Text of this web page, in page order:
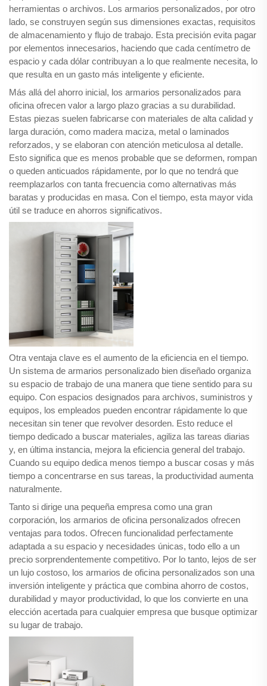
herramientas o archivos. Los armarios personalizados, por otro
lado, se construyen según sus dimensiones exactas, requisitos
de almacenamiento y flujo de trabajo. Esta precisión evita pagar
por elementos innecesarios, haciendo que cada centímetro de
espacio y cada dólar contribuyan a lo que realmente necesita, lo
que resulta en un gasto más inteligente y eficiente.
Más allá del ahorro inicial, los armarios personalizados para
oficina ofrecen valor a largo plazo gracias a su durabilidad.
Estas piezas suelen fabricarse con materiales de alta calidad y
larga duración, como madera maciza, metal o laminados
reforzados, y se elaboran con atención meticulosa al detalle.
Esto significa que es menos probable que se deformen, rompan
o queden anticuados rápidamente, por lo que no tendrá que
reemplazarlos con tanta frecuencia como alternativas más
baratas y producidas en masa. Con el tiempo, esta mayor vida
útil se traduce en ahorros significativos.
Otra ventaja clave es el aumento de la eficiencia en el tiempo.
Un sistema de armarios personalizado bien diseñado organiza
su espacio de trabajo de una manera que tiene sentido para su
equipo. Con espacios designados para archivos, suministros y
equipos, los empleados pueden encontrar rápidamente lo que
necesitan sin tener que revolver desorden. Esto reduce el
tiempo dedicado a buscar materiales, agiliza las tareas diarias
y, en última instancia, mejora la eficiencia general del trabajo.
Cuando su equipo dedica menos tiempo a buscar cosas y más
tiempo a concentrarse en sus tareas, la productividad aumenta
naturalmente.
Tanto si dirige una pequeña empresa como una gran
corporación, los armarios de oficina personalizados ofrecen
ventajas para todos. Ofrecen funcionalidad perfectamente
adaptada a su espacio y necesidades únicas, todo ello a un
precio sorprendentemente competitivo. Por lo tanto, lejos de ser
un lujo costoso, los armarios de oficina personalizados son una
inversión inteligente y práctica que combina ahorro de costos,
durabilidad y mayor productividad, lo que los convierte en una
elección acertada para cualquier empresa que busque optimizar
su lugar de trabajo.